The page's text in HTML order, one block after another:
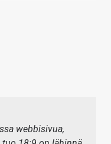
webbisivua,